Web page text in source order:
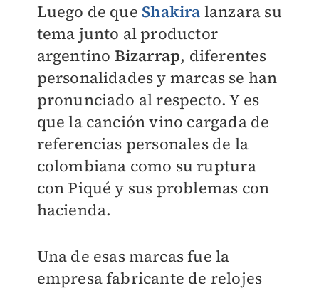
Luego de que Shakira lanzara su
tema junto al productor
argentino Bizarrap, diferentes
personalidades y marcas se han
pronunciado al respecto. Y es
que la canción vino cargada de
referencias personales de la
colombiana como su ruptura
con Piqué y sus problemas con
hacienda.
Una de esas marcas fue la
empresa fabricante de relojes